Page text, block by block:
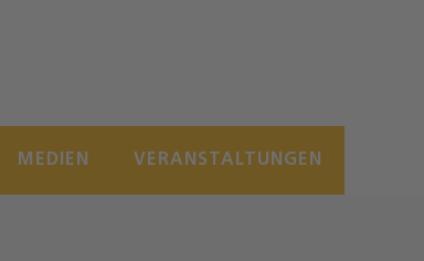
MEDIEN VERANSTALTUNGEN